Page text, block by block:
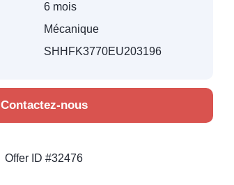
6 mois
Mécanique
SHHFK3770EU203196
Contactez-nous
Offer ID #32476